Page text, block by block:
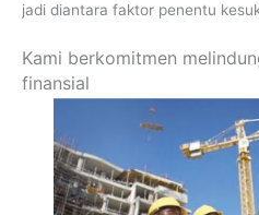
jadi diantara faktor penentu
Kami berkomitmen
finansial